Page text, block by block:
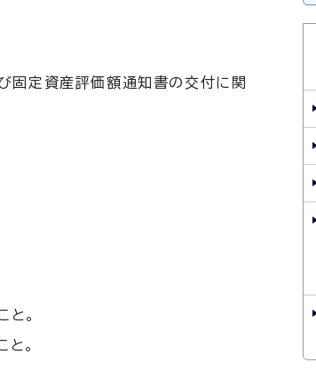
固定資産評価額通知書の交付に関
。
。